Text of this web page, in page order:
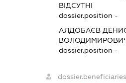
ВІДСУТНІ
dossier.position -
АЛДОБАЄВ
dossier.position -